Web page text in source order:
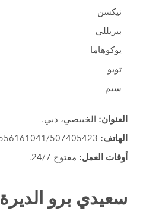
– نيكسن
– بيريللي
– يوكوهاما
– تويو
– سيم
العنوان: الخبيصي، دبي.
الهاتف:
أوقات العمل: مفتوح 24/7.
سعيدي برو الديرة